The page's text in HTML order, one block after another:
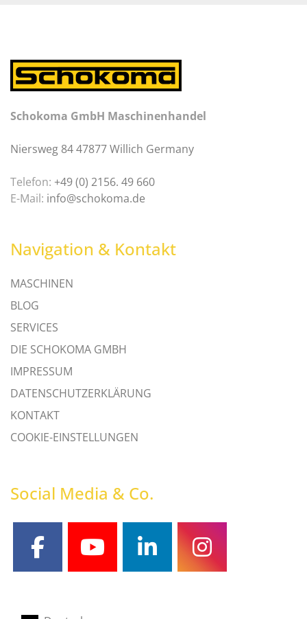
Schokoma GmbH Maschinenhandel
Niersweg 84 47877 Willich Germany
Telefon: +49 (0) 2156. 49 660
E-Mail: info@schokoma.de
Navigation & Kontakt
MASCHINEN
BLOG
SERVICES
DIE SCHOKOMA GMBH
IMPRESSUM
DATENSCHUTZERKLÄRUNG
KONTAKT
COOKIE-EINSTELLUNGEN
Social Media & Co.
facebookyoutubelinkedininstagram